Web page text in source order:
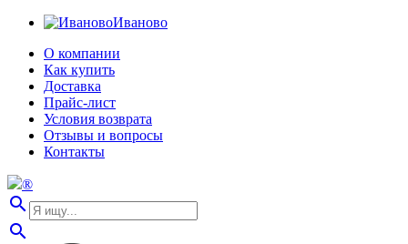
Иваново
О компании
Как купить
Доставка
Прайс-лист
Условия возврата
Отзывы и вопросы
Контакты
®
search
search